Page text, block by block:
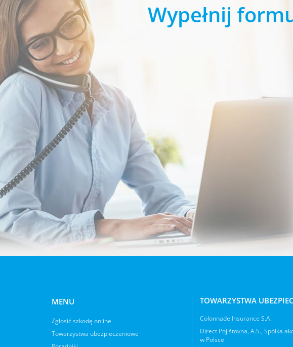
Wypełnij
MENU
Zgłosić szkodę online
Towarzystwa ubezpieczeniowe
TOWARZYSTWA
Colonnade Insurance S.A.
Direct Pojišťovna, A.S., Spółka
w Polsce